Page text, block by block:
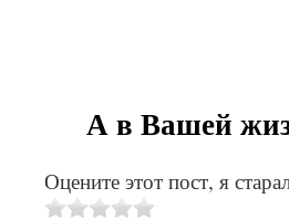
А в Вашей
Оцените этот пост, я